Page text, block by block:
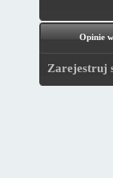
Opinie
Zarejestruj